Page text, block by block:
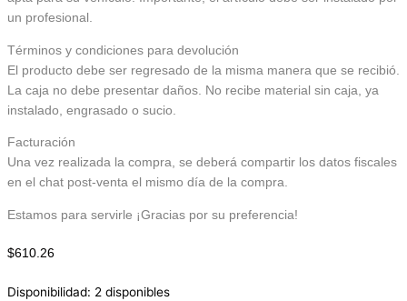
un profesional.
Términos y condiciones para devolución
El producto debe ser regresado de la misma manera que se recibió.
La caja no debe presentar daños. No recibe material sin caja, ya
instalado, engrasado o sucio.
Facturación
Una vez realizada la compra, se deberá compartir los datos fiscales
en el chat post-venta el mismo día de la compra.
Estamos para servirle ¡Gracias por su preferencia!
$610.26
Disponibilidad: 2 disponibles